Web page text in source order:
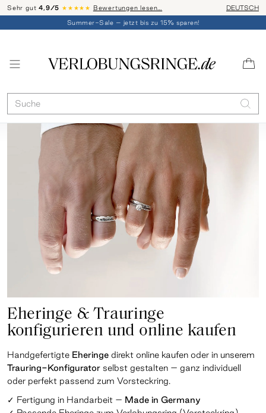
Sehr gut4,9/5 ★★★★★ Bewertungen lesen… Telefon-
DEUTSCH
Summer-Sale – jetzt bis zu 15% sparen!
Eheringe & Trauringe
konfigurieren und online kaufen
Handgefertigte Eheringe direkt online kaufen oder in unserem
Trauring-Konfigurator selbst gestalten – ganz individuell
oder perfekt passend zum Vorsteckring.
✓ Fertigung in Handarbeit – Made in Germany